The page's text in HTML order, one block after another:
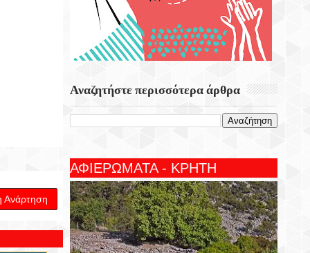
Ανάρτηση
Αναζητήστε περισσότερα άρθρα
ΑΦΙΕΡΩΜΑΤΑ - ΚΡΗΤΗ